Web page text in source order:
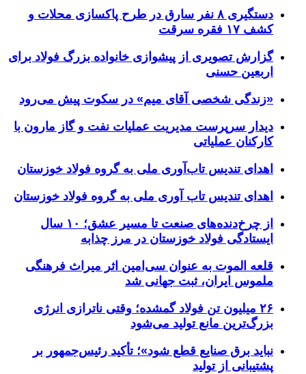
دستگیری ۸ نفر سارق در طرح پاکسازی محلات و
کشف ۱۷ فقره سرقت
گزارش تصویری از پیشوازی خانواده بزرگ فولاد برای
اربعین حسنی
«زندگی شخصی آقای میم» در سکوت پیش می‌رود
دیدار سرپرست مدیریت عملیات نفت و گاز مارون با
کارکنان عملیاتی
اهدای تندیس تاب‌آوری ملی به گروه فولاد خوزستان
اهدای تندیس تاب آوری ملی به گروه فولاد خوزستان
از چرخ‌دنده‌های صنعت تا مسیر عشق؛ ۱۰ سال
ایستادگی فولاد خوزستان در مرز چذابه
قلعه الموت به عنوان سی‌امین اثر میراث‌ فرهنگی
ملموس ایران، ثبت جهانی شد
۲۶ میلیون تن فولاد گمشده؛ وقتی ناترازی انرژی
بزرگ‌ترین مانع تولید می‌شود
نباید برق صنایع قطع شود»؛ تأکید رئیس‌جمهور بر
پشتیبانی از تولید